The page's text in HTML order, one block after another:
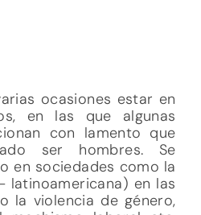
ocasiones estar en
en las que algunas
con lamento que
ser hombres. Se
en sociedades como la
latinoamericana) en las
la violencia de género,